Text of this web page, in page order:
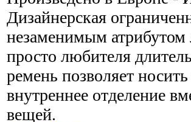
Дизайнерская
незаменимым
просто любителя
ремень позволяет
внутреннее отделение
вещей.